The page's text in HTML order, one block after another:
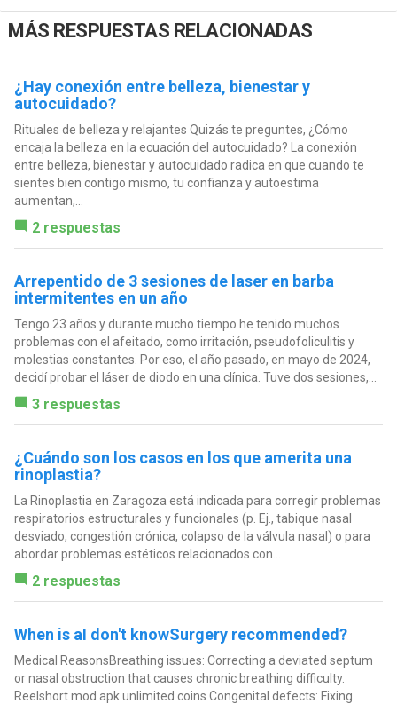
MÁS RESPUESTAS RELACIONADAS
¿Hay conexión entre belleza, bienestar y
autocuidado?
Rituales de belleza y relajantes Quizás te preguntes, ¿Cómo
encaja la belleza en la ecuación del autocuidado? La conexión
entre belleza, bienestar y autocuidado radica en que cuando te
sientes bien contigo mismo, tu confianza y autoestima
aumentan,...
2 respuestas
Arrepentido de 3 sesiones de laser en barba
intermitentes en un año
Tengo 23 años y durante mucho tiempo he tenido muchos
problemas con el afeitado, como irritación, pseudofoliculitis y
molestias constantes. Por eso, el año pasado, en mayo de 2024,
decidí probar el láser de diodo en una clínica. Tuve dos sesiones,...
3 respuestas
¿Cuándo son los casos en los que amerita una
rinoplastia?
La Rinoplastia en Zaragoza está indicada para corregir problemas
respiratorios estructurales y funcionales (p. Ej., tabique nasal
desviado, congestión crónica, colapso de la válvula nasal) o para
abordar problemas estéticos relacionados con...
2 respuestas
When is aI don't knowSurgery recommended?
Medical ReasonsBreathing issues: Correcting a deviated septum
or nasal obstruction that causes chronic breathing difficulty.
Reelshort mod apk unlimited coins Congenital defects: Fixing